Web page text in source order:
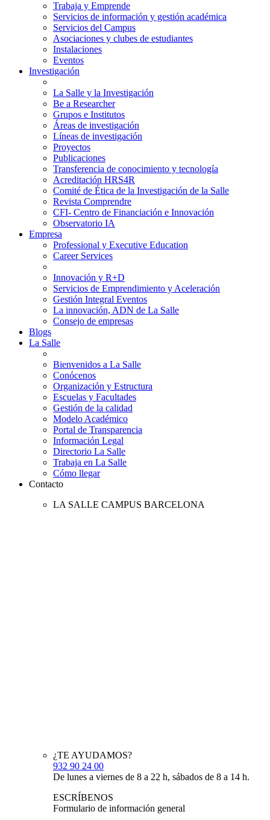
Trabaja y Emprende
Servicios de información y gestión académica
Servicios del Campus
Asociaciones y clubes de estudiantes
Instalaciones
Eventos
Investigación
La Salle y la Investigación
Be a Researcher
Grupos e Institutos
Áreas de investigación
Líneas de investigación
Proyectos
Publicaciones
Transferencia de conocimiento y tecnología
Acreditación HRS4R
Comité de Ética de la Investigación de la Salle
Revista Comprendre
CFI- Centro de Financiación e Innovación
Observatorio IA
Empresa
Professional y Executive Education
Career Services
Innovación y R+D
Servicios de Emprendimiento y Aceleración
Gestión Integral Eventos
La innovación, ADN de La Salle
Consejo de empresas
Blogs
La Salle
Bienvenidos a La Salle
Conócenos
Organización y Estructura
Escuelas y Facultades
Gestión de la calidad
Modelo Académico
Portal de Transparencia
Información Legal
Directorio La Salle
Trabaja en La Salle
Cómo llegar
Contacto
LA SALLE CAMPUS BARCELONA
¿TE AYUDAMOS?
932 90 24 00
De lunes a viernes de 8 a 22 h, sábados de 8 a 14 h.
ESCRÍBENOS
Formulario de información general